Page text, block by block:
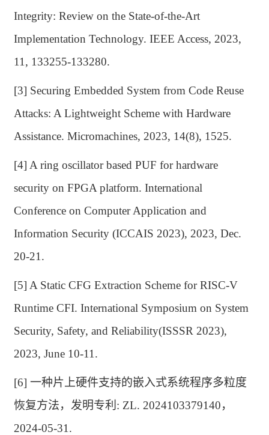
Integrity: Review on the State-of-the-Art
Implementation Technology. IEEE Access, 2023,
11, 133255-133280.
[3] Securing Embedded System from Code Reuse
Attacks: A Lightweight Scheme with Hardware
Assistance. Micromachines, 2023, 14(8), 1525.
[4] A ring oscillator based PUF for hardware
security on FPGA platform. International
Conference on Computer Application and
Information Security (ICCAIS 2023), 2023, Dec.
20-21.
[5] A Static CFG Extraction Scheme for RISC-V
Runtime CFI. International Symposium on System
Security, Safety, and Reliability(ISSSR 2023),
2023, June 10-11.
[6]一种片上硬件支持的嵌入式系统程序多粒度
恢复方法，发明专利 : ZL. 2024103379140，
2024-05-31.